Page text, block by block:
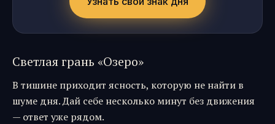
Светлая грань «Озеро»
В тишине приходит ясность, которую не найти в
шуме дня. Дай себе несколько минут без движения
— ответ уже рядом.